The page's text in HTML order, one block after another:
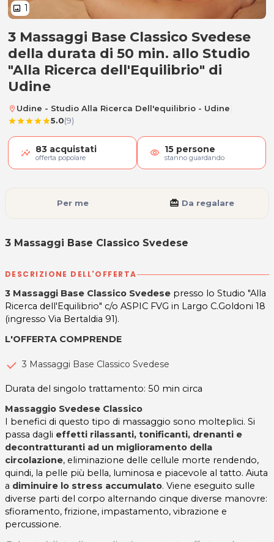
image 1
3 Massaggi Base Classico
3 Massaggi Base Classico Svedese
della durata di 50 min. allo Studio
"Alla Ricerca dell'Equilibrio" di
Udine
location_on Udine - Studio Alla Ricerca Dell'equilibrio - Udine
starstarstarstarstar5.0(9)
83 acquistati
offerta popolare visibility 15 persone
stanno guardando
3 Massaggi Base Classico Svedese
Per me card_giftcard Da regalare
DESCRIZIONE DELL'OFFERTA
3 Massaggi Base Classico Svedese presso lo Studio "Alla
Ricerca dell'Equilibrio" c/o ASPIC FVG in Largo C.Goldoni 18
(ingresso Via Bertaldia 91).
L'OFFERTA COMPRENDE
3 Massaggi Base Classico Svedese
Durata del singolo trattamento: 50 min circa
Massaggio Svedese Classico
I benefici di questo tipo di massaggio sono molteplici. Si
passa dagli effetti rilassanti, tonificanti, drenanti e
decontratturanti ad un miglioramento della
circolazione, eliminazione delle cellule morte rendendo,
quindi, la pelle più bella, luminosa e piacevole al tatto. Aiuta
a diminuire lo stress accumulato. Viene eseguito sulle
diverse parti del corpo alternando cinque diverse manovre:
sfioramento, frizione, impastamento, vibrazione e
percussione.